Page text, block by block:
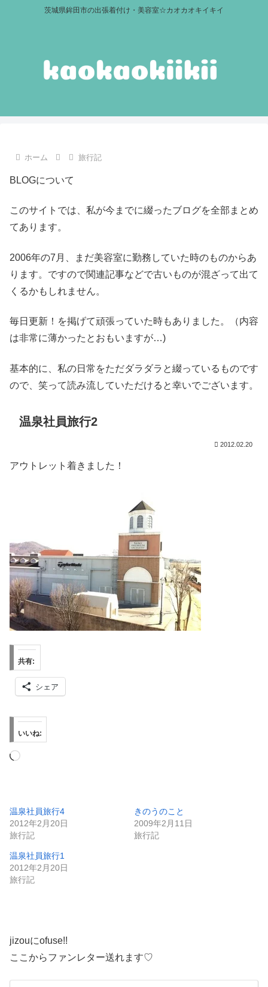
茨城県鉾田市の出張着付け・美容室☆カオカオキイキイ
ホーム 旅行記
BLOGについて
このサイトでは、私が今までに綴ったブログを全部まとめ
てあります。
2006年の7月、まだ美容室に勤務していた時のものからあ
ります。ですので関連記事などで古いものが混ざって出て
くるかもしれません。
毎日更新！を掲げて頑張っていた時もありました。（内容
は非常に薄かったとおもいますが…)
基本的に、私の日常をただダラダラと綴っているものです
ので、笑って読み流していただけると幸いでございます。
温泉社員旅行2
2012.02.20
アウトレット着きました！
共有:
シェア
いいね:
読
み
中…
温泉社員旅行4
2012年2月20日
旅行記
きのうのこと
2009年2月11日
旅行記
温泉社員旅行1
2012年2月20日
旅行記
jizouにofuse!!
ここからファンレター送れます♡